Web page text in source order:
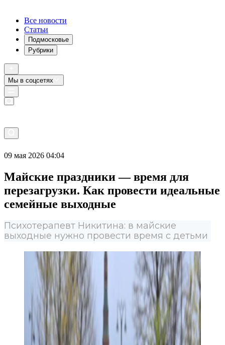
Все новости
Статьи
Подмосковье
Рубрики
Мы в соцсетях
09 мая 2026 04:04
Майские праздники — время для
перезагрузки. Как провести идеальные
семейные выходные
Психотерапевт Никитина: в майские
выходные нужно провести время с детьми